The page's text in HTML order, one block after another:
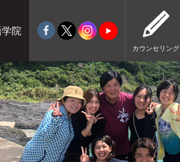
院
カウンセリング